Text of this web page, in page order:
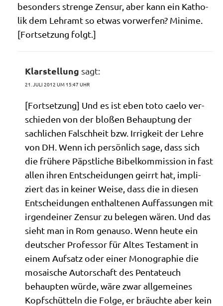
beson­ders stren­ge Zen­sur, aber kann ein Katho­
lik dem Lehr­amt so etwas vor­wer­fen? Mini­me.
[Fort­set­zung folgt.]
Klarstellung sagt:
21. JULI 2012 UM 15:47 UHR
[Fort­set­zung] Und es ist eben toto cae­lo ver­
schie­den von der blo­ßen Behaup­tung der
sach­li­chen Falsch­heit bzw. Irrig­keit der Leh­re
von DH. Wenn ich per­sön­lich sage, dass sich
die frü­he­re Päpst­li­che Bibel­kom­mis­si­on in fast
allen ihren Ent­schei­dun­gen geirrt hat, impli­
ziert das in kei­ner Wei­se, dass die in die­sen
Ent­schei­dun­gen ent­hal­te­nen Auf­fas­sun­gen mit
irgend­ei­ner Zen­sur zu bele­gen wären. Und das
sieht man in Rom genau­so. Wenn heu­te ein
deut­scher Pro­fes­sor für Altes Testa­ment in
einem Auf­satz oder einer Mono­gra­phie die
mosai­sche Autor­schaft des Pen­ta­teuch
behaup­ten wür­de, wäre zwar all­ge­mei­nes
Kopf­schüt­teln die Fol­ge, er bräuch­te aber kein